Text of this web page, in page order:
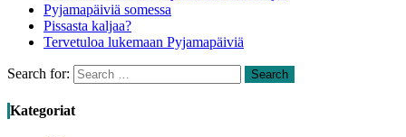
Pyjamapäiviä somessa
Pissasta kaljaa?
Tervetuloa lukemaan Pyjamapäiviä
Search for: Search
Kategoriat